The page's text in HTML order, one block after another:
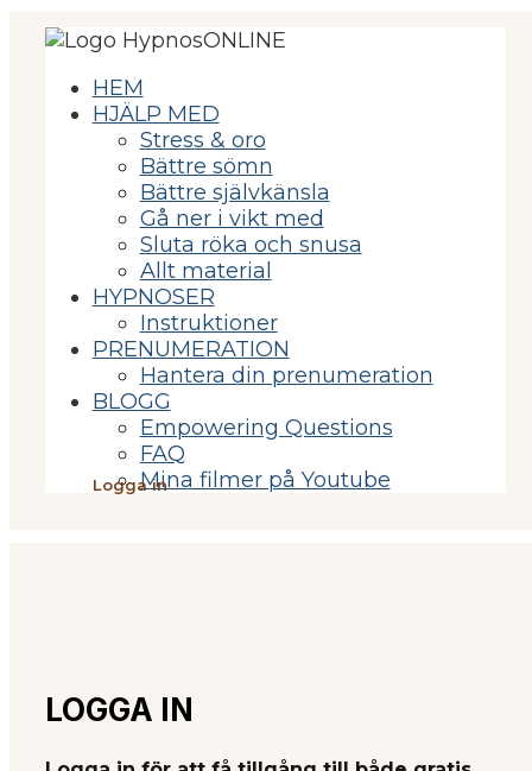
HEM
HJÄLP MED
Stress & oro
Bättre sömn
Bättre självkänsla
Gå ner i vikt med
Sluta röka och snusa
Allt material
HYPNOSER
Instruktioner
PRENUMERATION
Hantera din prenumeration
BLOGG
Empowering Questions
FAQ
Mina filmer på Youtube
Logga in
LOGGA IN